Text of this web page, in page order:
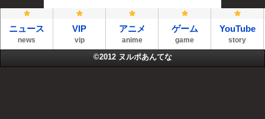
ニュース
news
VIP
vip
アニメ
anime
ゲーム
game
YouTube
story
©2012 ヌルポあんてな